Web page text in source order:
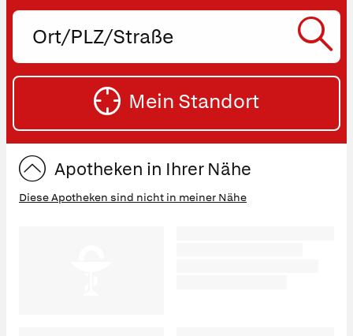
Ort,
oder
Straße
Mein Standort
Apotheken in Ihrer Nähe
Diese Apotheken sind nicht in meiner Nähe